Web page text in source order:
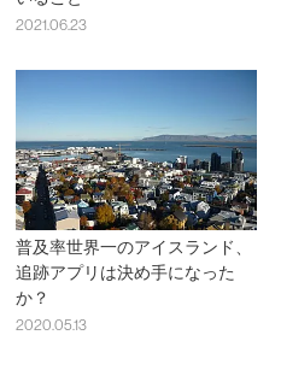
2021.06.23
普及率世界一のアイスランド、
追跡アプリは決め手になった
か？
2020.05.13